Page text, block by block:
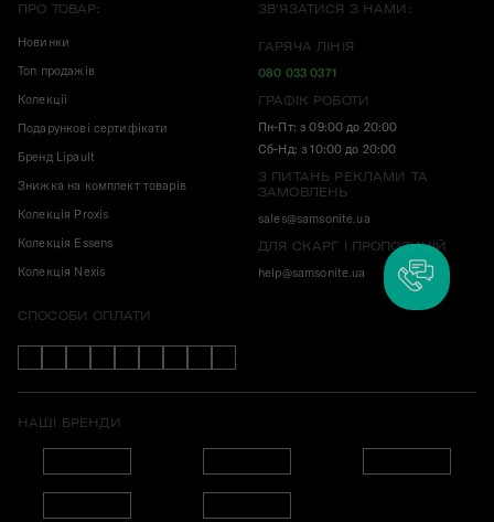
ПРО ТОВАР:
Новинки
Топ продажів
Колекції
Подарункові сертифікати
Бренд Lipault
Знижка на комплект товарів
Колекція Proxis
Колекція Essens
Колекція Nexis
ЗВ'ЯЗАТИСЯ З НАМИ:
ГАРЯЧА ЛІНІЯ
080 033 0371
ГРАФІК РОБОТИ
Пн-Пт: з 09:00 до 20:00
Сб-Нд: з 10:00 до 20:00
З ПИТАНЬ РЕКЛАМИ ТА
ЗАМОВЛЕНЬ
sales@samsonite.ua
ДЛЯ СКАРГ І ПРОПОЗИЦІЙ
help@samsonite.ua
СПОСОБИ ОПЛАТИ
НАШІ БРЕНДИ